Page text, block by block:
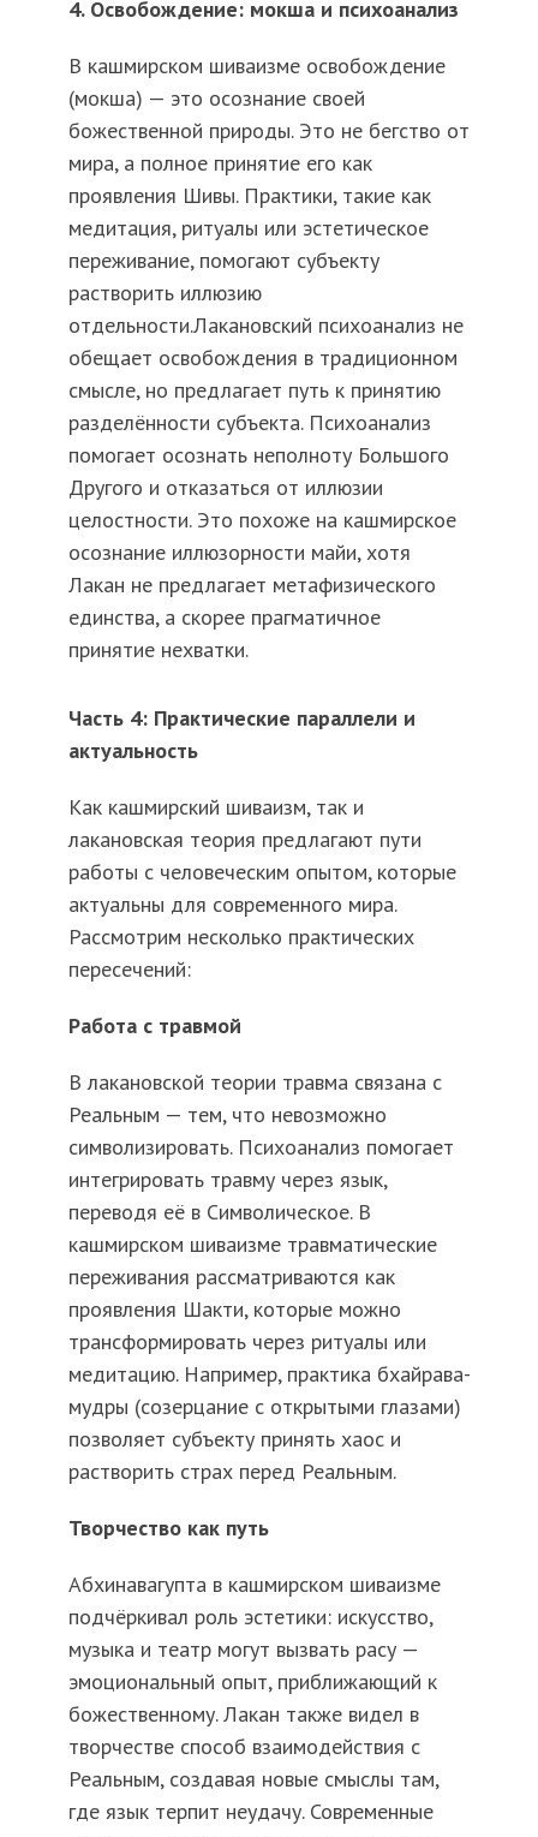
4. Освобождение: мокша и психоанализ
В кашмирском шиваизме освобождение
(мокша) — это осознание своей
божественной природы. Это не бегство от
мира, а полное принятие его как
проявления Шивы. Практики, такие как
медитация, ритуалы или эстетическое
переживание, помогают субъекту
растворить иллюзию
отдельности.Лакановский психоанализ не
обещает освобождения в традиционном
смысле, но предлагает путь к принятию
разделённости субъекта. Психоанализ
помогает осознать неполноту Большого
Другого и отказаться от иллюзии
целостности. Это похоже на кашмирское
осознание иллюзорности майи, хотя
Лакан не предлагает метафизического
единства, а скорее прагматичное
принятие нехватки.
Часть 4: Практические параллели и
актуальность
Как кашмирский шиваизм, так и
лакановская теория предлагают пути
работы с человеческим опытом, которые
актуальны для современного мира.
Рассмотрим несколько практических
пересечений:
Работа с травмой
В лакановской теории травма связана с
Реальным — тем, что невозможно
символизировать. Психоанализ помогает
интегрировать травму через язык,
переводя её в Символическое. В
кашмирском шиваизме травматические
переживания рассматриваются как
проявления Шакти, которые можно
трансформировать через ритуалы или
медитацию. Например, практика бхайрава-
мудры (созерцание с открытыми глазами)
позволяет субъекту принять хаос и
растворить страх перед Реальным.
Творчество как путь
Абхинавагупта в кашмирском шиваизме
подчёркивал роль эстетики: искусство,
музыка и театр могут вызвать расу —
эмоциональный опыт, приближающий к
божественному. Лакан также видел в
творчестве способ взаимодействия с
Реальным, создавая новые смыслы там,
где язык терпит неудачу. Современные